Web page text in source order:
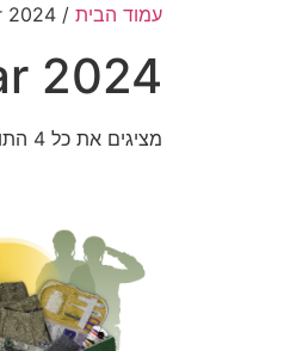
עמוד הבית / Package_North War 2024
2024
מציגים את כל ⁦4⁩ התוצאות